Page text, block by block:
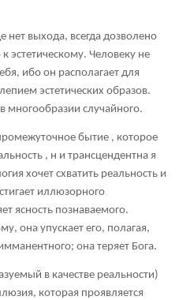
нет выхода, всегда дозволено
эстетическому. Человеку не
ибо он располагает для
эстетических образов.
многообразии случайного.
бытие , которое
, н и трансцендентна я
хочет схватить реальность и
иллюзорного
ясность познаваемого.
она упускает его, полагая,
она теряет Бога.
в качестве реальности)
которая проявляется